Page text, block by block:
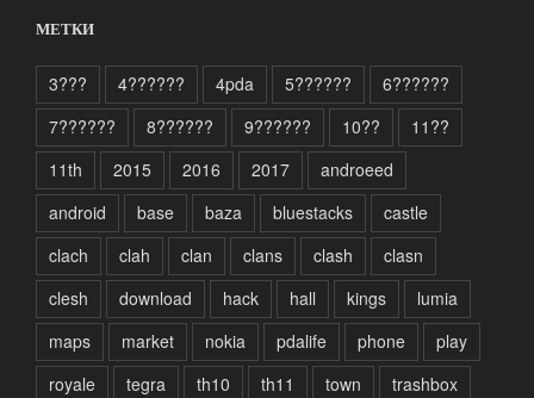
МЕТКИ
3??? 4?????? 4pda 5??????
6??????
7??????
8?????? 9?????? 10??
11??
11th
2015 2016 2017
androeed
android
base baza bluestacks
castle
clach
clah clan clans clash
clasn
clesh
download hack hall kings
lumia
maps
market nokia pdalife phone
play
royale
tegra th10 th11 town
trashbox